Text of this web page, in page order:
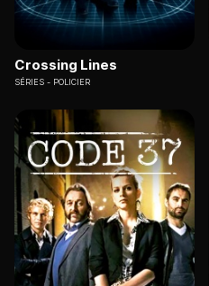
Crossing Lines
SÉRIES POLICIER